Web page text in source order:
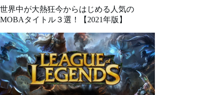
世界中が大熱狂今からはじめる人気の
MOBAタイトル３選！【2021年版】